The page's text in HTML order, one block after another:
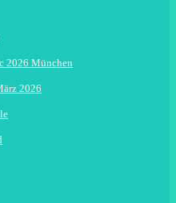
2026 München
2026